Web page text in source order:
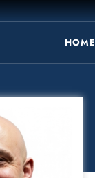
HOME